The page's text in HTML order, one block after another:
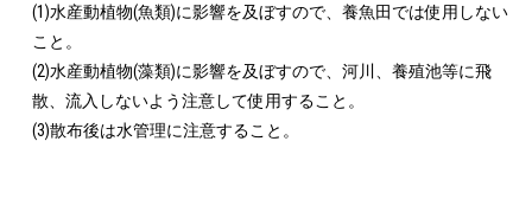
(1)水産動植物(魚類)に影響を及ぼすので、養魚田では使用しない
こと。
(2)水産動植物(藻類)に影響を及ぼすので、河川、養殖池等に飛
散、流入しないよう注意して使用すること。
(3)散布後は水管理に注意すること。